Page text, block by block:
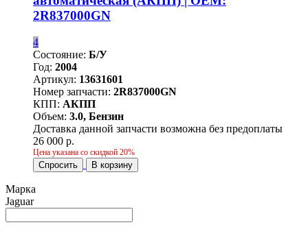
2R837000GN
4
Состояние: Б/У
Год: 2004
Артикул: 13631601
Номер запчасти: 2R837000GN
КПП: АКПП
Объем: 3.0, Бензин
Доставка данной запчасти возможна без предоплаты
26 000 р.
Цена указана со скидкой 20%
Спросить В корзину
Марка
Jaguar